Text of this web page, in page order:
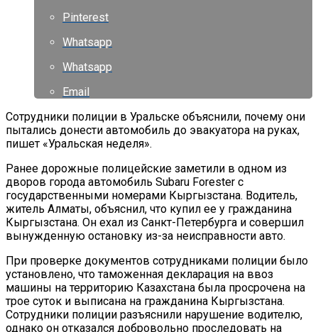
Pinterest
Whatsapp
Whatsapp
Email
Сотрудники полиции в Уральске объяснили, почему они
пытались донести автомобиль до эвакуатора на руках,
пишет «Уральская неделя».
Ранее дорожные полицейские заметили в одном из
дворов города автомобиль Subaru Forester с
государственными номерами Кыргызстана. Водитель,
житель Алматы, объяснил, что купил ее у гражданина
Кыргызстана. Он ехал из Санкт-Петербурга и совершил
вынужденную остановку из-за неисправности авто.
При проверке документов сотрудниками полиции было
установлено, что таможенная декларация на ввоз
машины на территорию Казахстана была просрочена на
трое суток и выписана на гражданина Кыргызстана.
Сотрудники полиции разъяснили нарушение водителю,
однако он отказался добровольно проследовать на